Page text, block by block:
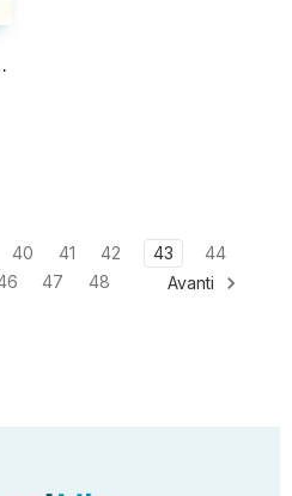
— and Why It Couldn’t Last
40 41 42 43
44
47 48 Avanti